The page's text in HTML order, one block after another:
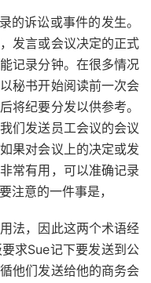
的诉讼或事件的发生。
发言或会议决定的正式
记录分钟。在很多情况
秘书开始阅读前一次会
将纪要分发以供参考。
们发送员工会议的会议
果对会议上的决定或发
常有用，可以准确记录
注意的一件事是，
法，因此这两个术语经
求Sue记下要发送到公
他们发送给他的商务会